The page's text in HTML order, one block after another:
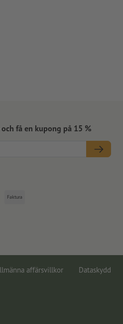
få en kupong på 15 %
Faktura
affärsvillkor Dataskydd